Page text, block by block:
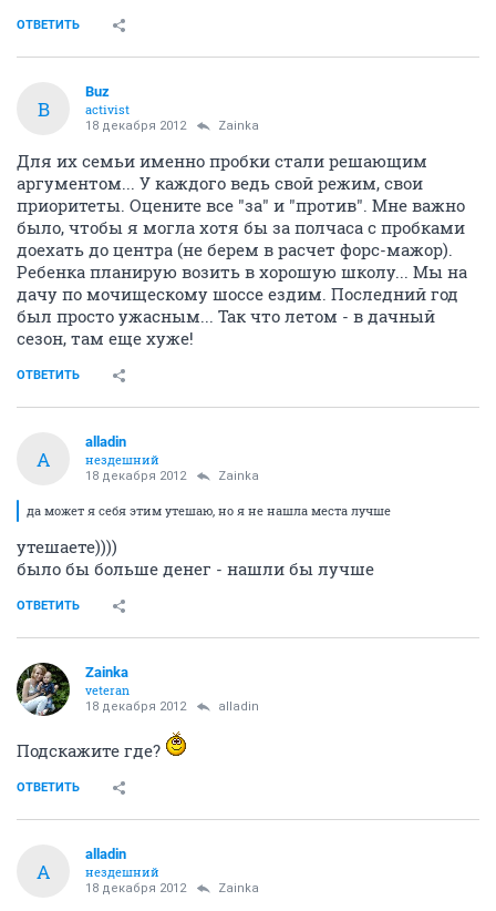
ОТВЕТИТЬ
B
Buz
activist
18 декабря 2012 Zainka
Для их семьи именно пробки стали решающим
аргументом... У каждого ведь свой режим, свои
приоритеты. Оцените все "за" и "против". Мне важно
было, чтобы я могла хотя бы за полчаса с пробками
доехать до центра (не берем в расчет форс-мажор).
Ребенка планирую возить в хорошую школу... Мы на
дачу по мочищескому шоссе ездим. Последний год
был просто ужасным... Так что летом - в дачный
сезон, там еще хуже!
ОТВЕТИТЬ
A
alladin
нездешний
18 декабря 2012 Zainka
да может я себя этим утешаю, но я не нашла места лучше
утешаете))))
было бы больше денег - нашли бы лучше
ОТВЕТИТЬ
Zainka
veteran
18 декабря 2012 alladin
Подскажите где?
ОТВЕТИТЬ
A
alladin
нездешний
18 декабря 2012 Zainka